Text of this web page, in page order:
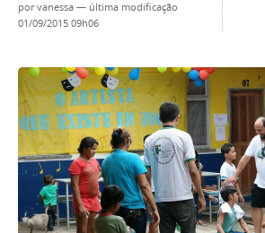
porvanessa — última modificação
01/09/2015 09h06